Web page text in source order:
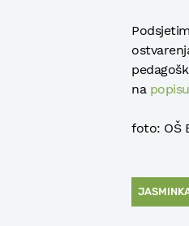
na
foto: OŠ